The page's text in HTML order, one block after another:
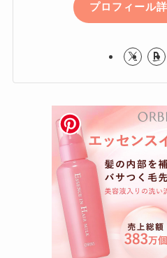
プロフィール